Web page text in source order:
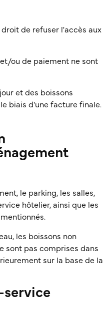
de refuser l'accès aux
ou de paiement ne sont
et des boissons
biais d'une facture finale.
le parking, les salles,
hôtelier, ainsi que les
les boissons non
sont pas comprises dans
sur la base de la
service